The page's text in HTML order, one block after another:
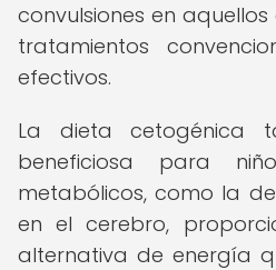
convulsiones en
tratamientos
efectivos.
La dieta cetogénica
beneficiosa para
metabólicos, como la
en el cerebro,
alternativa de energía